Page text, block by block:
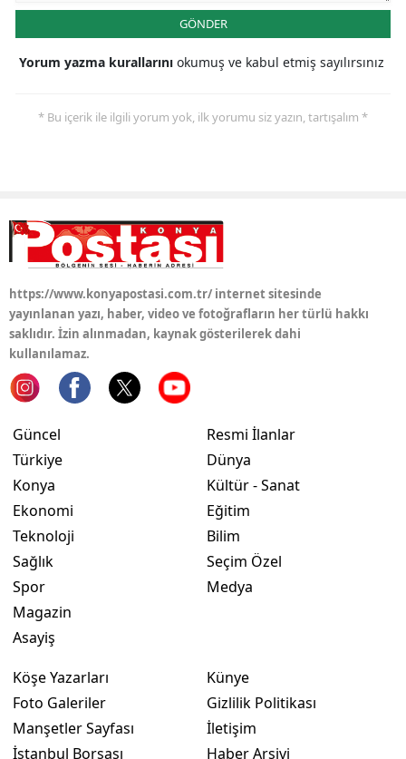
Manisa
Muğla
Rize
Sivas
Tokat
Van
GÖNDER
Yorum yazma kurallarını okumuş ve kabul etmiş sayılırsınız
* Bu içerik ile ilgili yorum yok, ilk yorumu siz yazın, tartışalım *
https://www.konyapostasi.com.tr/ internet sitesinde
yayınlanan yazı, haber, video ve fotoğrafların her türlü hakkı
saklıdır. İzin alınmadan, kaynak gösterilerek dahi
kullanılamaz.
Güncel
Türkiye
Konya
Ekonomi
Teknoloji
Sağlık
Spor
Magazin
Asayiş
Resmi İlanlar
Dünya
Kültür - Sanat
Eğitim
Bilim
Seçim Özel
Medya
Köşe Yazarları
Foto Galeriler
Manşetler Sayfası
İstanbul Borsası
Künye
Gizlilik Politikası
İletişim
Haber Arşivi